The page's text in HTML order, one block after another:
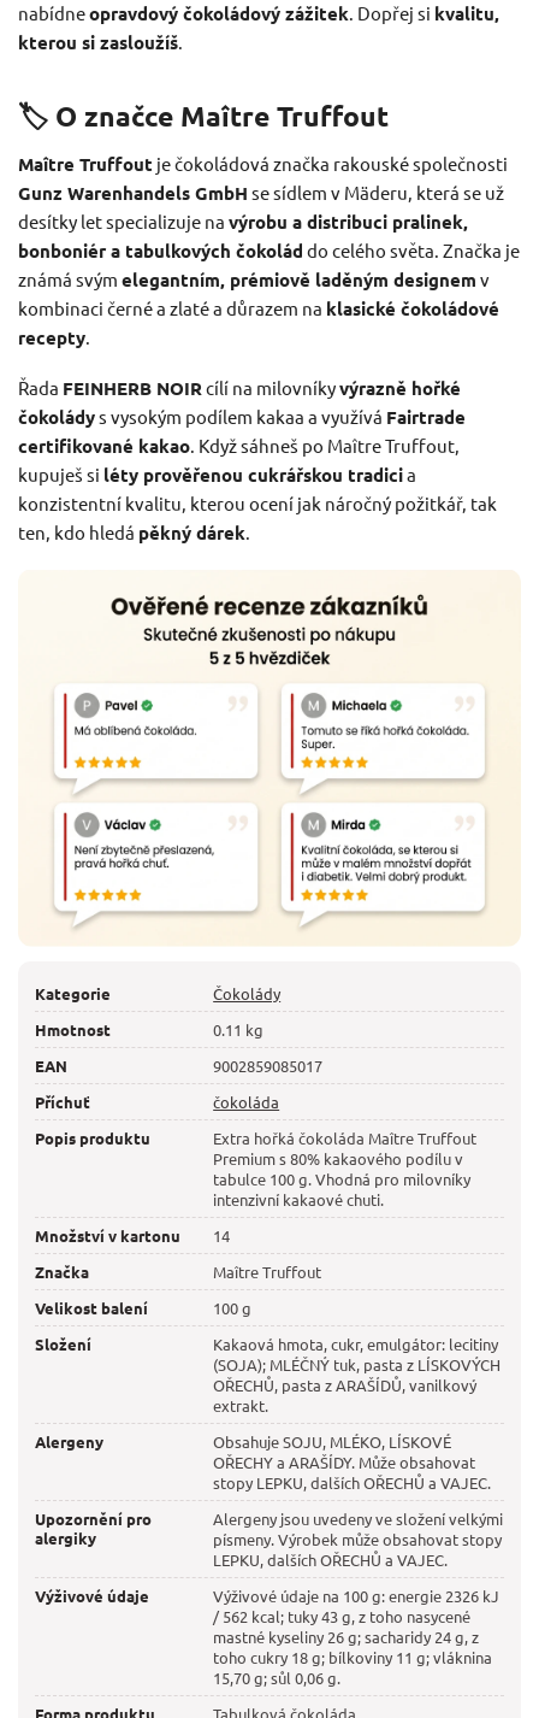
nabídneopravdový čokoládový zážitek. Dopřej si kvalitu,
kterou si zasloužíš.
🏷️ O značce Maître Truffout
Maître Truffout je čokoládová značka rakouské společnosti
Gunz Warenhandels GmbH se sídlem v Mäderu, která se už
desítky let specializuje na výrobu a distribuci pralinek,
bonboniér a tabulkových čokolád do celého světa. Značka je
známá svým elegantním, prémiově laděným designem v
kombinaci černé a zlaté a důrazem na klasické čokoládové
recepty.
Řada FEINHERB NOIRcílí na milovníkyvýrazně hořké
čokoládys vysokým podílem kakaa a využívá Fairtrade
certifikované kakao. Když sáhneš po Maître Truffout,
kupuješ si léty prověřenou cukrářskou tradicia
konzistentní kvalitu, kterou ocení jak náročný požitkář, tak
ten, kdo hledá pěkný dárek.
Kategorie
Čokolády
Hmotnost
0.11 kg
EAN
9002859085017
Příchuť
čokoláda
Popis produktu
Extra hořká čokoláda Maître Truffout
Premium s 80% kakaového podílu v
tabulce 100 g. Vhodná pro milovníky
intenzivní kakaové chuti.
Množství v kartonu
14
Značka
Maître Truffout
Velikost balení
100 g
Složení
Kakaová hmota, cukr, emulgátor: lecitiny
(SOJA); MLÉČNÝ tuk, pasta z LÍSKOVÝCH
OŘECHŮ, pasta z ARAŠÍDŮ, vanilkový
extrakt.
Alergeny
Obsahuje SOJU, MLÉKO, LÍSKOVÉ
OŘECHY a ARAŠÍDY. Může obsahovat
stopy LEPKU, dalších OŘECHŮ a VAJEC.
Upozornění pro
alergiky
Alergeny jsou uvedeny ve složení velkými
písmeny. Výrobek může obsahovat stopy
LEPKU, dalších OŘECHŮ a VAJEC.
Výživové údaje
Výživové údaje na 100 g: energie 2326 kJ
/ 562 kcal; tuky 43 g, z toho nasycené
mastné kyseliny 26 g; sacharidy 24 g, z
toho cukry 18 g; bílkoviny 11 g; vláknina
15,70 g; sůl 0,06 g.
Forma produktu
Tabulková čokoláda